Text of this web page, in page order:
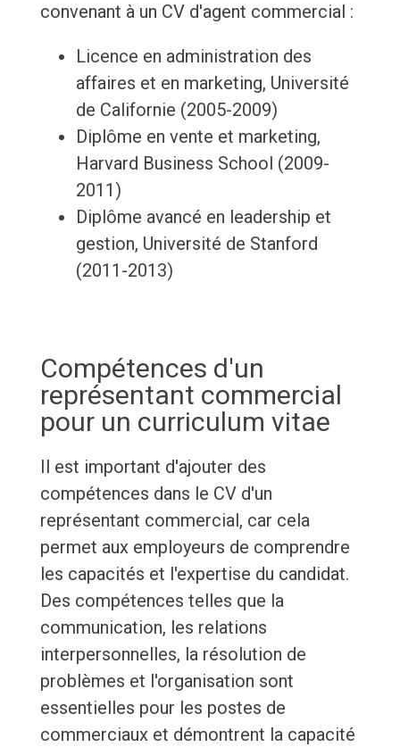
convenant à un CV d'agent commercial :
Licence en administration des
affaires et en marketing, Université
de Californie (2005-2009)
Diplôme en vente et marketing,
Harvard Business School (2009-
2011)
Diplôme avancé en leadership et
gestion, Université de Stanford
(2011-2013)
Compétences d'un
représentant commercial
pour un curriculum vitae
Il est important d'ajouter des
compétences dans le CV d'un
représentant commercial, car cela
permet aux employeurs de comprendre
les capacités et l'expertise du candidat.
Des compétences telles que la
communication, les relations
interpersonnelles, la résolution de
problèmes et l'organisation sont
essentielles pour les postes de
commerciaux et démontrent la capacité